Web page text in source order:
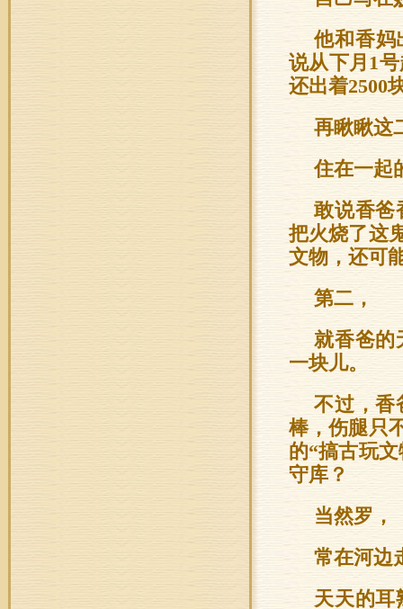
他和香妈
说从下月1
还出着2500
再瞅瞅这
住在一起
敢说香爸
把火烧了这
文物，还可
第二，
就香爸的
一块儿。
不过，香
棒，伤腿只
的“搞古玩
守库？
当然罗，
常在河边
天天的耳